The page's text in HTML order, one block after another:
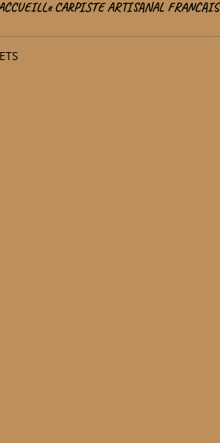
Le CARPISTE ARTISANAL FRANCAIS